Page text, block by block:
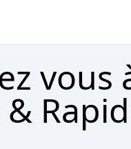
vous